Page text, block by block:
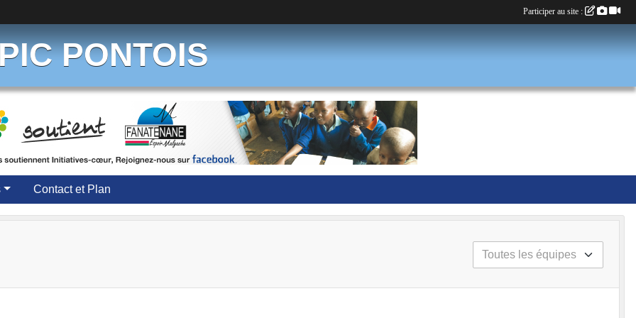
PONTOIS
Contact et Plan
Participer au site :